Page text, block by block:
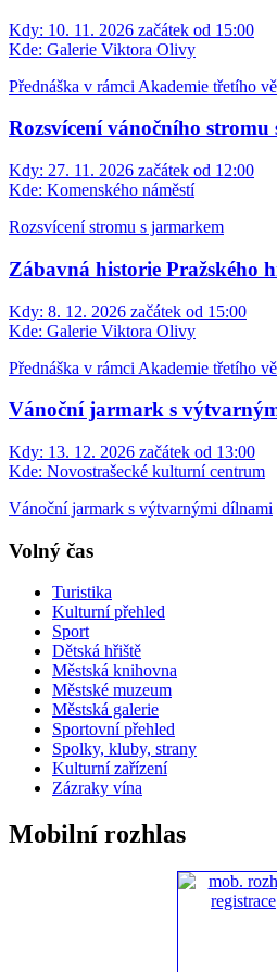
Kdy: 10. 11. 2026 začátek od 15:00
Kde: Galerie Viktora Olivy
Přednáška v rámci Akademie třetího
Rozsvícení vánočního
Kdy: 27. 11. 2026 začátek od 12:00
Kde: Komenského náměstí
Rozsvícení stromu s jarmarkem
Zábavná historie Pražského
Kdy: 8. 12. 2026 začátek od 15:00
Kde: Galerie Viktora Olivy
Přednáška v rámci Akademie třetího
Vánoční jarmark s
Kdy: 13. 12. 2026 začátek od 13:00
Kde: Novostrašecké kulturní centrum
Vánoční jarmark s výtvarnými dílnami
Volný čas
Turistika
Kulturní přehled
Sport
Dětská hřiště
Městská knihovna
Městské muzeum
Městská galerie
Sportovní přehled
Spolky, kluby, strany
Kulturní zařízení
Zázraky vína
Mobilní rozhlas